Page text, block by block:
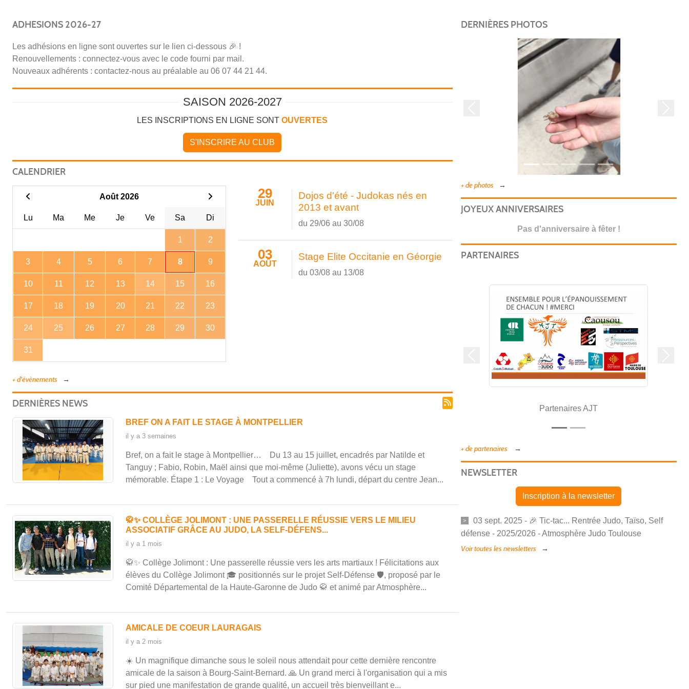
ADHESIONS 2026-27
Les adhésions en ligne sont ouvertes sur le lien ci-dessous 🎉 !
Renouvellements : connectez-vous avec le code fourni par mail.
Nouveaux adhérents : contactez-nous au préalable au 06 07 44 21 44.
SAISON 2026-2027
LES INSCRIPTIONS EN LIGNE SONTOUVERTES
S'INSCRIRE AU CLUB
CALENDRIER
Août 2026
Lu Ma Me Je Ve Sa Di
1 2
3 4 5 6 7 8 9
10 11 12 13 14 15 16
17 18 19 20 21 22 23
24 25 26 27 28 29 30
31
29
JUIN
Dojos d'été - Judokas nés en
2013 et avant
du 29/06 au 30/08
03
AOÛT
Stage Elite Occitanie en Géorgie
du 03/08 au 13/08
+ d'évènements
DERNIÈRES NEWS
BREF ON A FAIT LE STAGE À MONTPELLIER
il y a 3 semaines
Bref, on a fait le stage à Montpellier… Du 13 au 15 juillet, encadrés par Natilde et
Tanguy ; Fabio, Robin, Maël ainsi que moi-même (Juliette), avons vécu un stage
mémorable. Étape 1 : Le Voyage Tout a commencé à 7h lundi, départ du centre Jean...
🥋✨ COLLÈGE JOLIMONT : UNE PASSERELLE RÉUSSIE VERS LE MILIEU
ASSOCIATIF GRÂCE AU JUDO, LA SELF-DÉFENS...
il y a 1 mois
🥋✨ Collège Jolimont : Une passerelle réussie vers les arts martiaux ! Félicitations aux
élèves du Collège Jolimont 🎓 positionnés sur le projet Self-Défense 🛡️, proposé par le
Comité Départemental de la Haute-Garonne de Judo 🥋 et animé par Atmosphère...
AMICALE DE COEUR LAURAGAIS
il y a 2 mois
☀️ Un magnifique dimanche sous le soleil nous attendait pour cette dernière rencontre
amicale de la saison à Bourg-Saint-Bernard. 🙏 Un grand merci à l'organisation qui a mis
sur pied une manifestation de grande qualité, un accueil très bienveillant e...
DERNIÈRES PHOTOS
+ de photos
JOYEUX ANNIVERSAIRES
Pas d'anniversaire à fêter !
PARTENAIRES
Partenaires AJT
Précedent
+ de partenaires
NEWSLETTER
Inscription à la newsletter
03 sept. 2025 - 🎉 Tic-tac... Rentrée Judo, Taïso, Self
défense - 2025/2026 - Atmosphère Judo Toulouse
Voir toutes les newsletters